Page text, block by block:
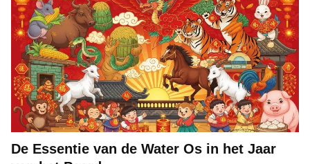
De Essentie van de Water Os in het Jaar